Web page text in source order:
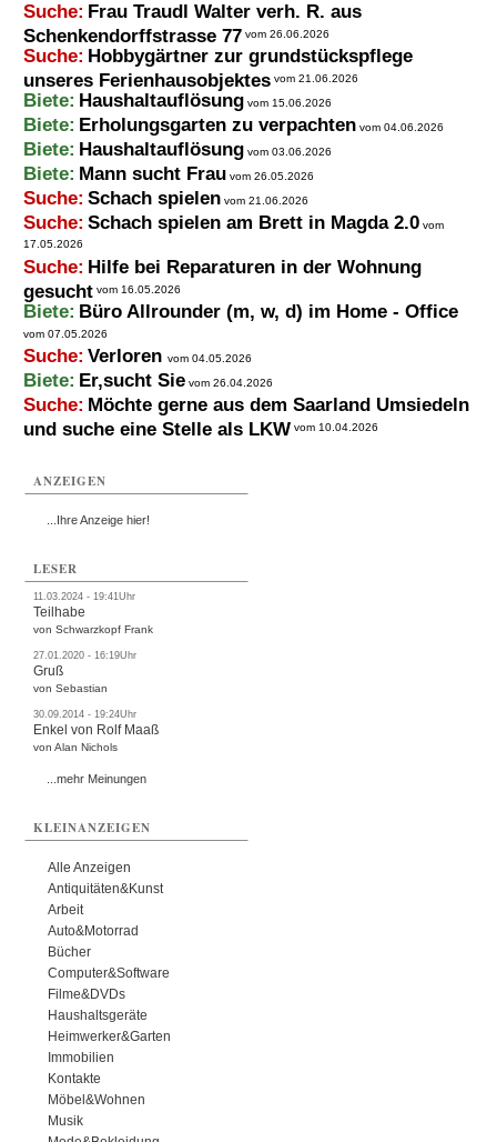
Suche: Frau Traudl Walter verh. R. aus
Schenkendorffstrasse 77 vom 26.06.2026
Suche: Hobbygärtner zur grundstückspflege
unseres Ferienhausobjektes vom 21.06.2026
Biete: Haushaltauflösung vom 15.06.2026
Biete: Erholungsgarten zu verpachten vom 04.06.2026
Biete: Haushaltauflösung vom 03.06.2026
Biete: Mann sucht Frau vom 26.05.2026
Suche: Schach spielen vom 21.06.2026
Suche: Schach spielen am Brett in Magda 2.0 vom
17.05.2026
Suche: Hilfe bei Reparaturen in der Wohnung
gesucht vom 16.05.2026
Biete: Büro Allrounder (m, w, d) im Home - Office
vom 07.05.2026
Suche: Verloren vom 04.05.2026
Biete: Er,sucht Sie vom 26.04.2026
Suche: Möchte gerne aus dem Saarland Umsiedeln
und suche eine Stelle als LKW vom 10.04.2026
ANZEIGEN
...Ihre Anzeige hier!
LESER
11.03.2024 - 19:41Uhr
Teilhabe
von Schwarzkopf Frank
27.01.2020 - 16:19Uhr
Gruß
von Sebastian
30.09.2014 - 19:24Uhr
Enkel von Rolf Maaß
von Alan Nichols
...mehr Meinungen
KLEINANZEIGEN
Alle Anzeigen
Antiquitäten&Kunst
Arbeit
Auto&Motorrad
Bücher
Computer&Software
Filme&DVDs
Haushaltsgeräte
Heimwerker&Garten
Immobilien
Kontakte
Möbel&Wohnen
Musik